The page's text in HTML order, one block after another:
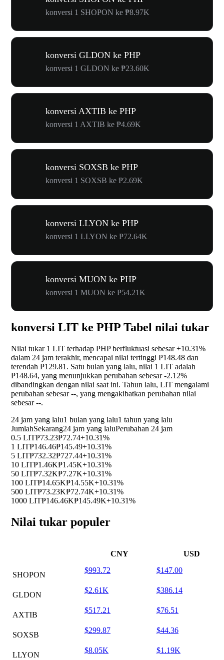
konversi 1 SHOPON ke ₱8.97K
konversi GLDON ke PHP
konversi 1 GLDON ke ₱23.60K
konversi AXTIB ke PHP
konversi 1 AXTIB ke ₱4.69K
konversi SOXSB ke PHP
konversi 1 SOXSB ke ₱2.69K
konversi LLYON ke PHP
konversi 1 LLYON ke ₱72.64K
konversi MUON ke PHP
konversi 1 MUON ke ₱54.21K
konversi LIT ke PHP Tabel nilai tukar
Nilai tukar 1 LIT terhadap PHP berfluktuasi sebesar+10.31%
dalam 24 jam terakhir, mencapai nilai tertinggi ₱148.48 dan
terendah ₱129.81. Satu bulan yang lalu, nilai 1 LIT adalah
₱148.64, yang menunjukkan perubahan sebesar-2.12%
dibandingkan dengan nilai saat ini. Tahun lalu, LIT mengalami
perubahan sebesar--, yang mengakibatkan perubahan nilai
sebesar--.
24 jam yang lalu1 bulan yang lalu1 tahun yang lalu
JumlahSekarang24 jam yang laluPerubahan 24 jam
0.5 LIT₱73.23₱72.74+10.31%
1 LIT₱146.46₱145.49+10.31%
5 LIT₱732.32₱727.44+10.31%
10 LIT₱1.46K₱1.45K+10.31%
50 LIT₱7.32K₱7.27K+10.31%
100 LIT₱14.65K₱14.55K+10.31%
500 LIT₱73.23K₱72.74K+10.31%
1000 LIT₱146.46K₱145.49K+10.31%
Nilai tukar populer
CNY USD
SHOPON
$993.72 $147.00
GLDON
$2.61K $386.14
AXTIB
$517.21 $76.51
SOXSB
$299.87 $44.36
LLYON
$8.05K $1.19K